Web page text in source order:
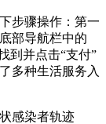
步骤操作：第一
部导航栏中的
到并点击“支付”
多种生活服务入
感染者轨迹